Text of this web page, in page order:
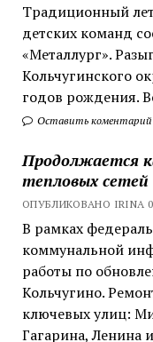
Традиционный
детских команд
«Металлург».
Кольчугинского
годов рождения.
Оставить коментарий
Продолжается
тепловых сетей
ОПУБЛИКОВАНО IRINA
В рамках
коммунальной
работы по
Кольчугино.
ключевых улиц:
Гагарина, Ленина